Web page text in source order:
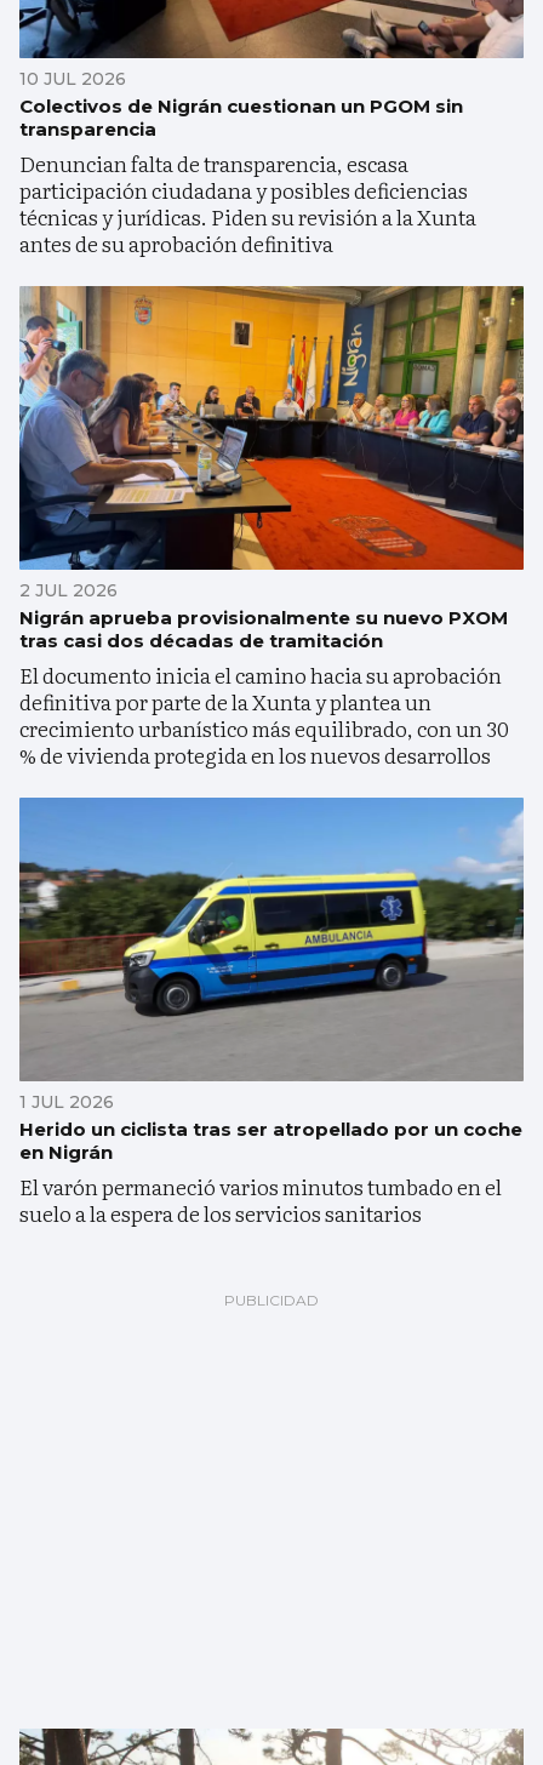
10 JUL 2026
Colectivos de Nigrán cuestionan un PGOM sin
transparencia
Denuncian falta de transparencia, escasa
participación ciudadana y posibles deficiencias
técnicas y jurídicas. Piden su revisión a la Xunta
antes de su aprobación definitiva
2 JUL 2026
Nigrán aprueba provisionalmente su nuevo PXOM
tras casi dos décadas de tramitación
El documento inicia el camino hacia su aprobación
definitiva por parte de la Xunta y plantea un
crecimiento urbanístico más equilibrado, con un 30
% de vivienda protegida en los nuevos desarrollos
1 JUL 2026
Herido un ciclista tras ser atropellado por un coche
en Nigrán
El varón permaneció varios minutos tumbado en el
suelo a la espera de los servicios sanitarios